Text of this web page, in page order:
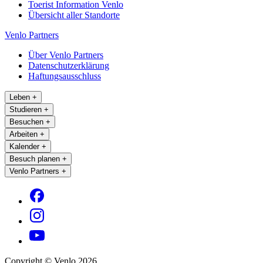
Toerist Information Venlo
Übersicht aller Standorte
Venlo Partners
Über Venlo Partners
Datenschutzerklärung
Haftungsausschluss
Leben +
Studieren +
Besuchen +
Arbeiten +
Kalender +
Besuch planen +
Venlo Partners +
Copyright © Venlo 2026